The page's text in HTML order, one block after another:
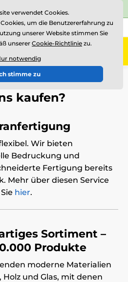
Bewertungen auf
+43 676 361 37 22
0
kaufen?
kaufen?
Wir bieten
Bedruckung und
Fertigung bereits
Mehr über diesen Service
hier.
Sortiment –
Produkte
moderne Materialien
Holz und Glas, mit denen
verwendet Cookies.
um die Benutzererfahrung zu
unserer Website stimmen Sie
unserer Cookie-Richtlinie zu.
notwendig
stimme zu